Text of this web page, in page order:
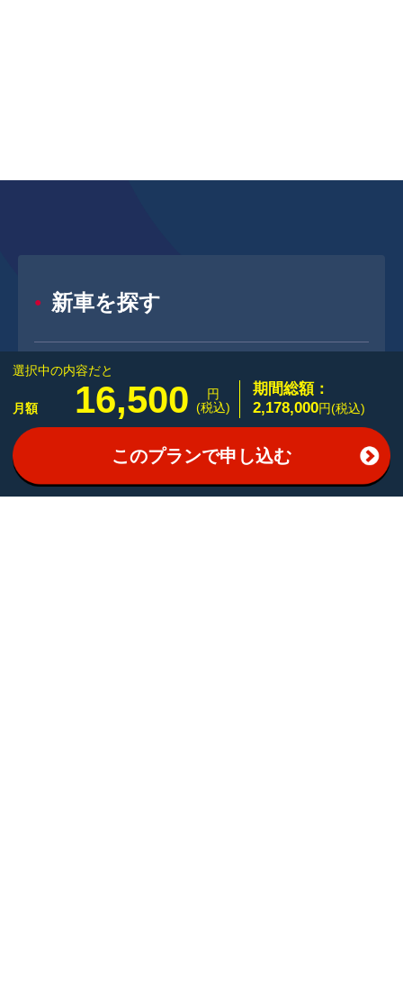
選択中の内容だと
月額 16,500
円
(税込)
期間総額：
2,178,000円(税込)
このプランで申し込む
新車を探す
新車メーカー一覧
新車ボディタイプ一覧